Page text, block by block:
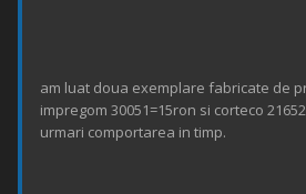
am luat doua exemplare fabricate de
impregom 30051=15ron si corteco
urmari comportarea in timp.